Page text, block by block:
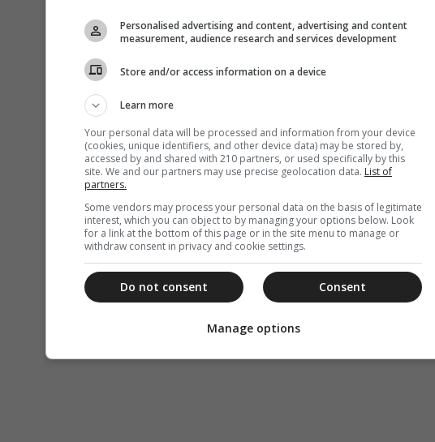
Personalised advertising and content, advertising and content
measurement, audience research and services development
Store and/or access information on a device
Learn more
Your personal data will be processed and information from your device
(cookies, unique identifiers, and other device data) may be stored by,
accessed by and shared with 210 partners, or used specifically by this
site. We and our partners may use precise geolocation data. List of
partners.
Some vendors may process your personal data on the basis of legitimate
interest, which you can object to by managing your options below. Look
for a link at the bottom of this page or in the site menu to manage or
withdraw consent in privacy and cookie settings.
Consent
Do not consent
Manage options